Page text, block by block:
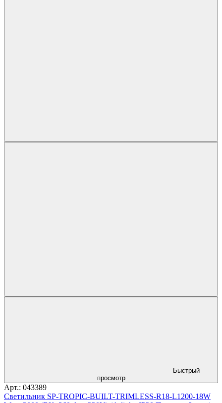
Быстрый
просмотр
Арт.: 043389
Светильник SP-TROPIC-BUILT-TRIMLESS-R18-L1200-18W